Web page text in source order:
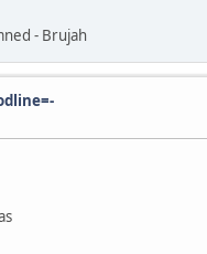
- Brujah